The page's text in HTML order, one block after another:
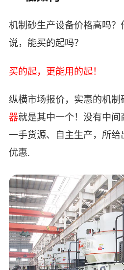
机制砂生产设备价格高吗？
说，能买的起吗？
买的起，更能用的起！
纵横市场报价，实惠的机制
器就是其中一个！没有中间
一手货源、自主生产，所给
优惠.